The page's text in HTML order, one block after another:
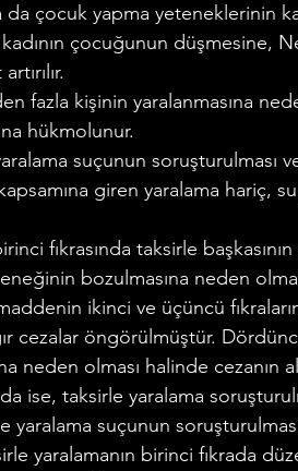
da çocuk yapma yeteneklerinin
çocuğunun düşmesine,
fazla kişinin yaralanmasına
hükmolunur.
suçunun soruşturulması
giren yaralama hariç,
fıkrasında taksirle
bozulmasına neden
ikinci ve üçüncü
cezalar öngörülmüştür.
neden olması halinde cezanın
ise, taksirle yaralama
yaralama suçunun
yaralamanın birinci fıkrada